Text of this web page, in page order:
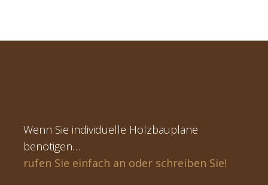
Wenn Sie individuelle Holzbaupläne
benötigen…
rufen Sie einfach an oder schreiben Sie!